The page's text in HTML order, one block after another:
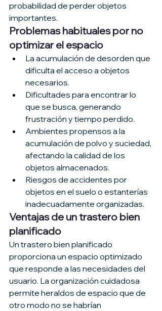
probabilidad de perder objetos
importantes.
Problemas habituales por no
optimizar el espacio
La acumulación de desorden que
dificulta el acceso a objetos
necesarios.
Dificultades para encontrar lo
que se busca, generando
frustración y tiempo perdido.
Ambientes propensos a la
acumulación de polvo y suciedad,
afectando la calidad de los
objetos almacenados.
Riesgos de accidentes por
objetos en el suelo o estanterías
inadecuadamente organizadas.
Ventajas de un trastero bien
planificado
Un trastero bien planificado
proporciona un espacio optimizado
que responde a las necesidades del
usuario. La organización cuidadosa
permite heraldos de espacio que de
otro modo no se habrían